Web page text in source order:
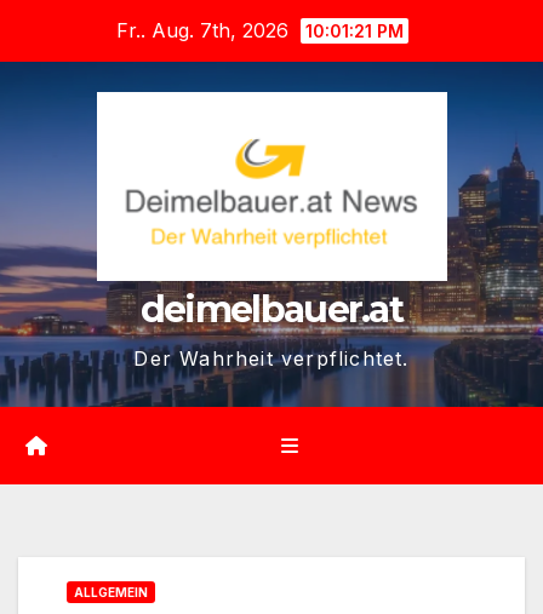
Fr.. Aug. 7th, 2026 10:01:22 PM
deimelbauer.at
Der Wahrheit verpflichtet.
ALLGEMEIN